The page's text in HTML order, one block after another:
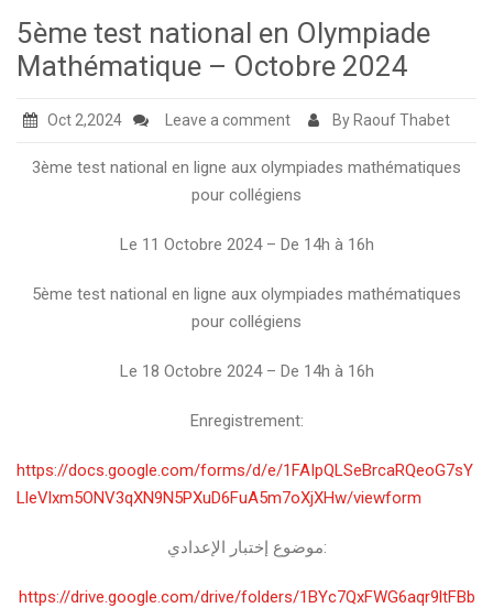
5ème test national en Olympiade
Mathématique – Octobre 2024
Oct 2,2024 Leave a comment By Raouf Thabet
3ème test national en ligne aux olympiades mathématiques
pour collégiens
Le 11 Octobre 2024 – De 14h à 16h
5ème test national en ligne aux olympiades mathématiques
pour collégiens
Le 18 Octobre 2024 – De 14h à 16h
Enregistrement:
https://docs.google.com/forms/d/e/1FAIpQLSeBrcaRQeoG7sY
LleVlxm5ONV3qXN9N5PXuD6FuA5m7oXjXHw/viewform
موضوع إختبار الإعدادي:
https://drive.google.com/drive/folders/1BYc7QxFWG6aqr9ltFBb